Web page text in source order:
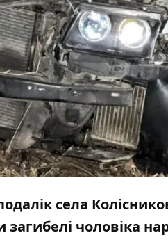
села
загибелі чоловіка